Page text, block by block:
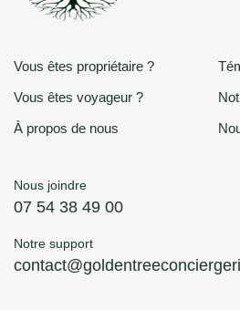
Vous êtes propriétaire ?
Vous êtes voyageur ?
À propos de nous
Nous joindre
07 54 38 49 00
Notre support